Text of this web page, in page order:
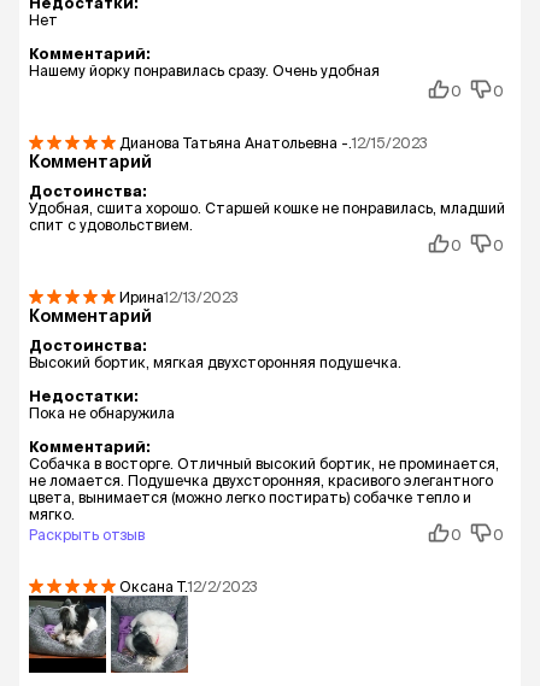
Нет
Комментарий:
Нашему йорку понравилась сразу. Очень удобная
0
0
Дианова Татьяна Анатольевна -.12/15/2023
Комментарий
Достоинства:
Удобная, сшита хорошо. Старшей кошке не понравилась, младший
спит с удовольствием.
0
0
Ирина12/13/2023
Комментарий
Достоинства:
Высокий бортик, мягкая двухсторонняя подушечка.
Недостатки:
Пока не обнаружила
Комментарий:
Собачка в восторге. Отличный высокий бортик, не проминается,
не ломается. Подушечка двухсторонняя, красивого элегантного
цвета, вынимается (можно легко постирать) собачке тепло и
мягко.
Раскрыть отзыв
0 0
Оксана Т.12/2/2023